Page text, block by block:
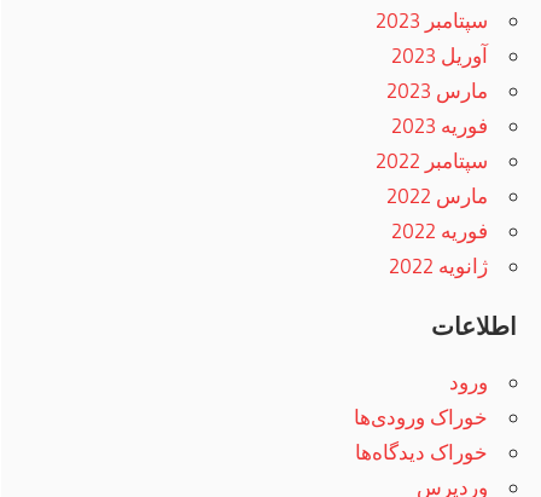
سپتامبر 2023
آوریل 2023
مارس 2023
فوریه 2023
سپتامبر 2022
مارس 2022
فوریه 2022
ژانویه 2022
اطلاعات
ورود
خوراک ورودی‌ها
خوراک دیدگاه‌ها
وردپرس